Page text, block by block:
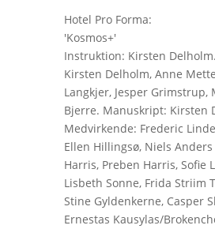
Hotel Pro Forma:
'Kosmos+'
Instruktion: Kirsten
Kirsten Delholm, Anne
Langkjer, Jesper Grimstrup,
Bjerre. Manuskript: Kirsten
Medvirkende: Frederic
Ellen Hillingsø, Niels
Harris, Preben Harris, Sofie
Lisbeth Sonne, Frida Striim
Stine Gyldenkerne, Casper
Ernestas Kausylas/